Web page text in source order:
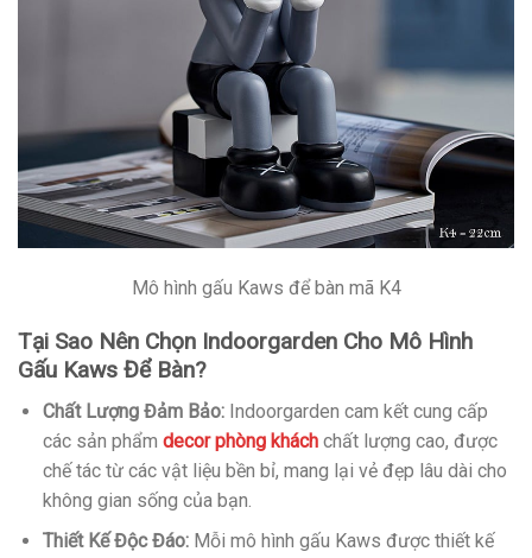
Mô hình gấu Kaws để bàn mã K4
Tại Sao Nên Chọn Indoorgarden Cho Mô Hình
Gấu Kaws Để Bàn?
Chất Lượng Đảm Bảo:Indoorgarden cam kết cung cấp
các sản phẩm decor phòng kháchchất lượng cao, được
chế tác từ các vật liệu bền bỉ, mang lại vẻ đẹp lâu dài cho
không gian sống của bạn.
Thiết Kế Độc Đáo:Mỗi mô hình gấu Kaws được thiết kế